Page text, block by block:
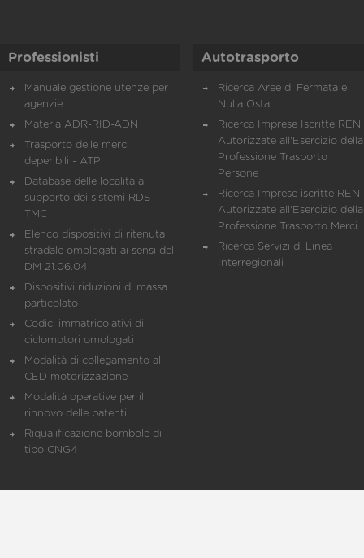
Professionisti
Manuale gestione utenze per
agenzie
Materia ADR-RID-ADN
Trasporto delle merci
deperibili - ATP
Database delle località a
supporto dei sistemi RDS
TMC
Elenco dispositivi di ritenuta
stradale omologati ai sensi del
DM 21.06.04
Dispositivi riduzioni di massa
particolato
Codici immatricolativi di
ciclomotori omologati
Modalità di collegamento al
CED motorizzazione
Modalità operative per il
rinnovo delle patenti
Riqualificazione bombole di
tipo CNG4
Autotrasporto
Ricerca Aree di Fermata e
Nulla Osta
Ricerca Imprese Iscritte REN
Autorizzate all'Esercizio della
Professione Trasporto
Persone
Ricerca Imprese iscritte REN
Autorizzate all'Esercizio della
Professione Trasporto Merci
Ricerca Servizi di Linea
Interregionali